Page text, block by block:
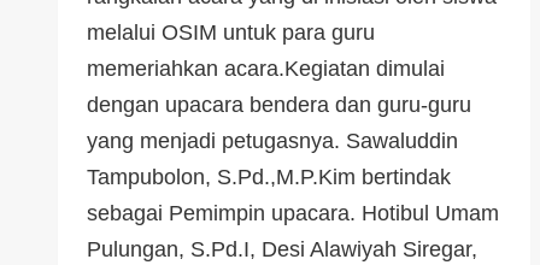
melalui OSIM untuk para guru
memeriahkan acara.Kegiatan dimulai
dengan upacara bendera dan guru-guru
yang menjadi petugasnya. Sawaluddin
Tampubolon, S.Pd.,M.P.Kim bertindak
sebagai Pemimpin upacara. Hotibul Umam
Pulungan, S.Pd.I, Desi Alawiyah Siregar,